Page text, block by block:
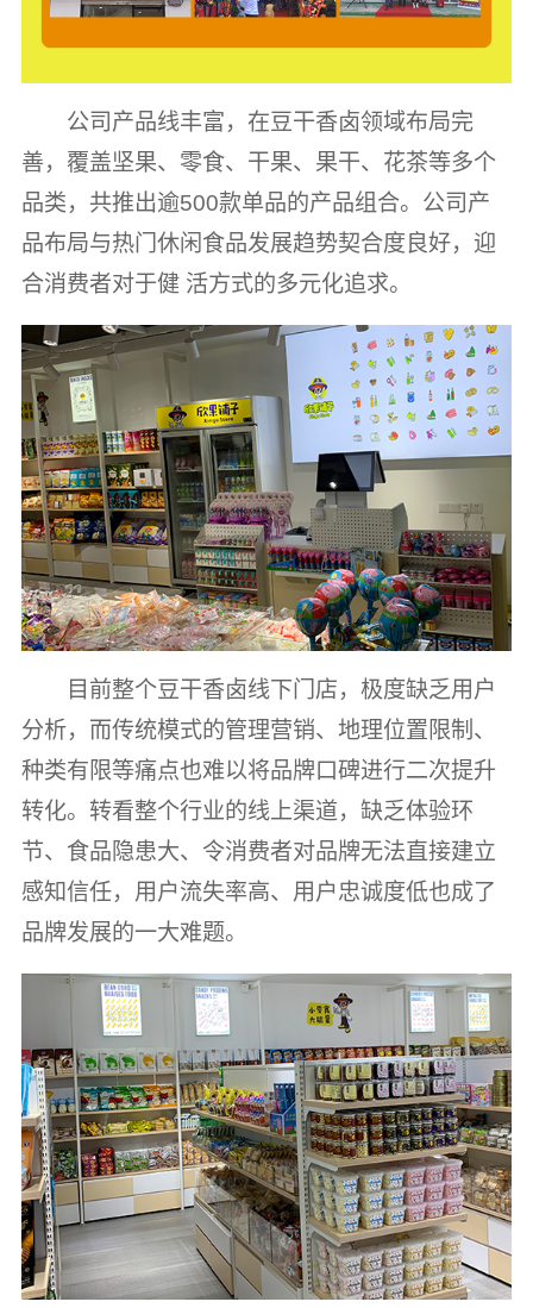
公司产品线丰富，在豆干香卤领域布局完
善，覆盖坚果、零食、干果、果干、花茶等多个
品类，共推出逾500款单品的产品组合。公司产
品布局与热门休闲食品发展趋势契合度良好，迎
合消费者对于健 活方式的多元化追求。
目前整个豆干香卤线下门店，极度缺乏用户
分析，而传统模式的管理营销、地理位置限制、
种类有限等痛点也难以将品牌口碑进行二次提升
转化。转看整个行业的线上渠道，缺乏体验环
节、食品隐患大、令消费者对品牌无法直接建立
感知信任，用户流失率高、用户忠诚度低也成了
品牌发展的一大难题。